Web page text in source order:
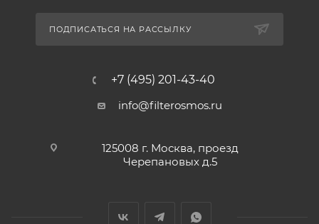
ПОДПИСАТЬСЯ НА РАССЫЛКУ
+7 (495) 201-43-40
info@filterosmos.ru
125008 г. Москва, проезд
Черепановых д.5